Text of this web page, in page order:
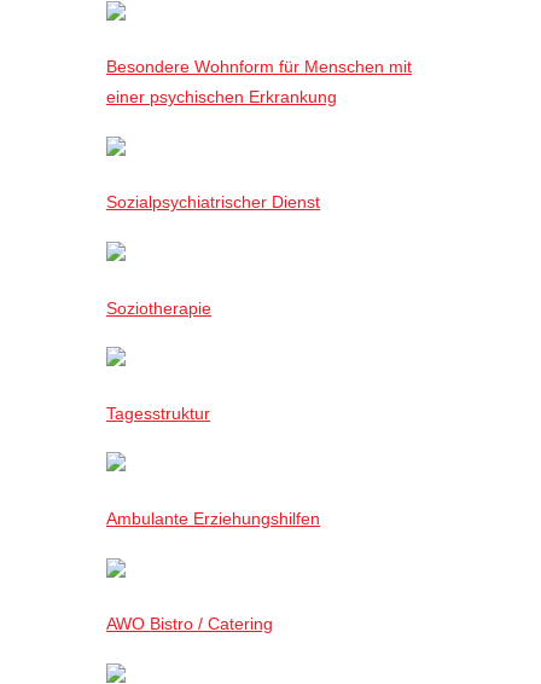
Besondere Wohnform für Menschen mit
einer psychischen Erkrankung
Sozialpsychiatrischer Dienst
Soziotherapie
Tagesstruktur
Ambulante Erziehungshilfen
AWO Bistro / Catering